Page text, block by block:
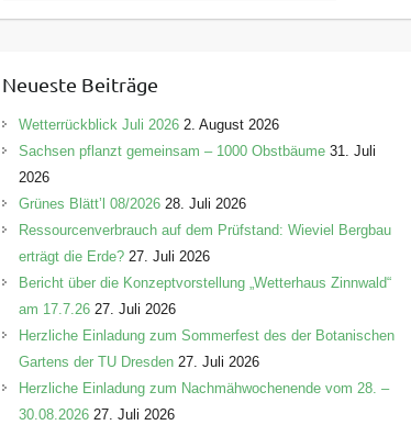
a
g
o
r
e
n
Neueste Beiträge
Wetterrückblick Juli 2026 2. August 2026
Sachsen pflanzt gemeinsam – 1000 Obstbäume 31. Juli
2026
Grünes Blätt’l 08/2026 28. Juli 2026
Ressourcenverbrauch auf dem Prüfstand: Wieviel Bergbau
erträgt die Erde? 27. Juli 2026
Bericht über die Konzeptvorstellung „Wetterhaus Zinnwald“
am 17.7.26 27. Juli 2026
Herzliche Einladung zum Sommerfest des der Botanischen
Gartens der TU Dresden 27. Juli 2026
Herzliche Einladung zum Nachmähwochenende vom 28. –
30.08.2026 27. Juli 2026